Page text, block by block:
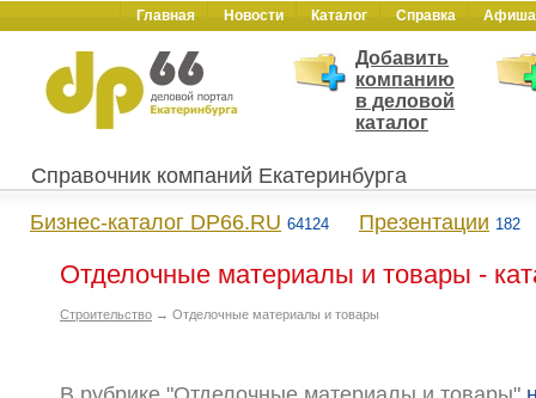
Главная Новости Каталог Справка Афиша
Добавить
компанию
в деловой
каталог
Справочник компаний Екатеринбурга
Бизнес-каталог DP66.RU 64124 Презентации 182
Отделочные материалы и товары -
Строительство → Отделочные материалы и товары